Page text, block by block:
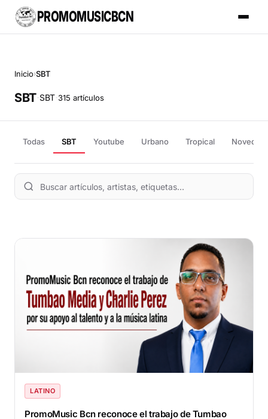
PROMOMUSICBCN
Inicio›SBT
SBT·SBT·315 artículos
Todas SBT Youtube Urbano Tropical
LATINO
PromoMusic Bcn reconoce el trabajo de Tumbao